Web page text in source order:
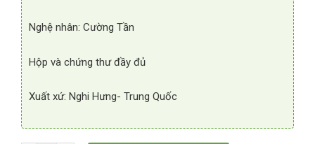
Nghệ nhân: Cường Tần
Hộp và chứng thư đầy đủ
Xuất xứ: Nghi Hưng- Trung Quốc